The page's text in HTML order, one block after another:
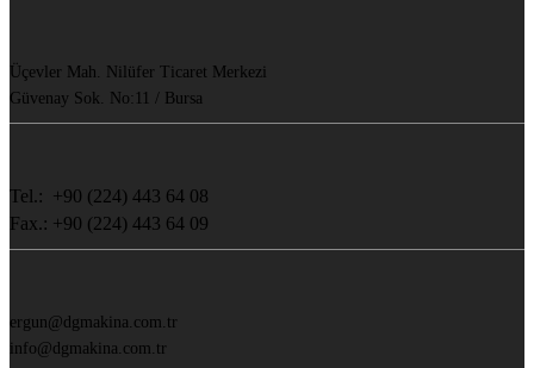
Üçevler Mah. Nilüfer Ticaret Merkezi
Güvenay Sok. No:11 / Bursa
Tel.: +90 (224) 443 64 08
Fax.: +90 (224) 443 64 09
ergun@dgmakina.com.tr
info@dgmakina.com.tr